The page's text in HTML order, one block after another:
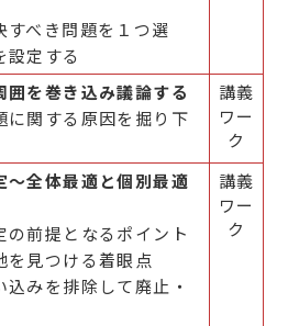
すべき問題を１つ選
設定する
囲を巻き込み議論する
に関する原因を掘り下
講義
ワー
ク
～全体最適と個別最適
の前提となるポイント
を見つける着眼点
込みを排除して廃止・
講義
ワー
ク